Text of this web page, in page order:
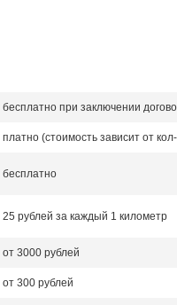
бесплатно при заключении
платно (стоимость зависит от
бесплатно
25 рублей за каждый 1 километр
от 3000 рублей
от 300 рублей